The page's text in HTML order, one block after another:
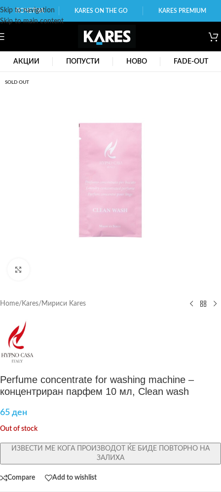
Skip to navigation
Skip to main content
ПОЧЕТНА KARES ON THE GO KARES PREMIUM
АКЦИИ ПОПУСТИ НОВО FADE-OUT
SOLD OUT
Home/ Kares/ Мириси Kares
Perfume concentrate for washing machine –
концентриран парфем 10 мл, Clean wash
65 ден
Out of stock
ИЗВЕСТИ МЕ КОГА ПРОИЗВОДОТ ЌЕ БИДЕ ПОВТОРНО НА
ЗАЛИХА
Compare Add to wishlist